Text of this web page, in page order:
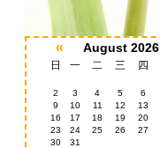
« August 2026
日 一 二 三 四
2
3 4 5 6
9
10 11 12 13
16
17 18 19 20
23
24 25 26 27
30
31